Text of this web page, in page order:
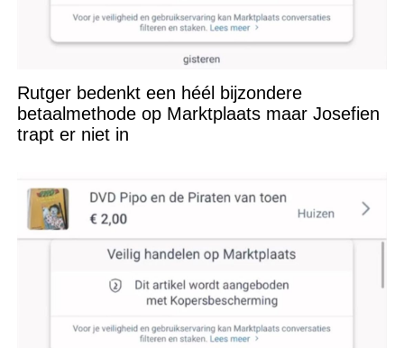
Rutger bedenkt een héél bijzondere
betaalmethode op Marktplaats maar Josefien
trapt er niet in